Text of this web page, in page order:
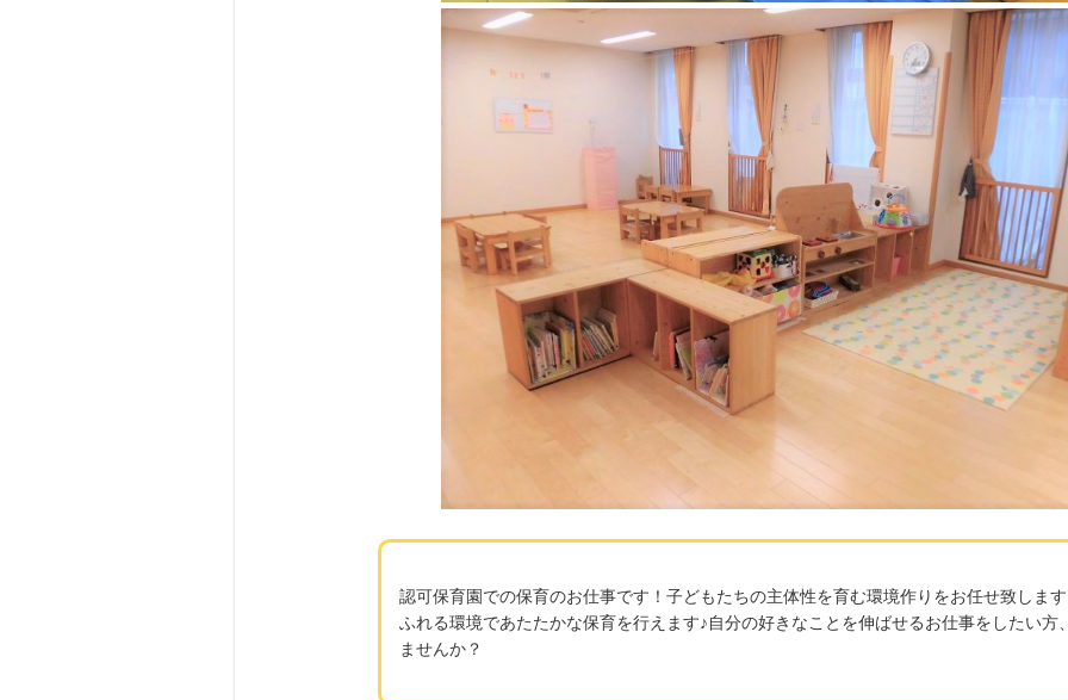
認可保育園での保育のお仕事です！子どもたちの主体性を育む環境作りをお任せ致しま
ふれる環境であたたかな保育を行えます♪自分の好きなことを伸ばせるお仕事をしたい方
ませんか？